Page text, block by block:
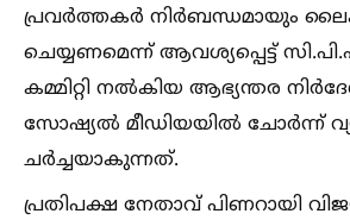
പ്രവര്‍ത്തകര്‍ നിര്‍ബന്ധമായും
ചെയ്യണമെന്ന് ആവശ്യപ്പെട്ട്
കമ്മിറ്റി നല്‍കിയ ആഭ്യന്തര
സോഷ്യല്‍ മീഡിയയില്‍ ചോര്‍ന്ന്
ചര്‍ച്ചയാകുന്നത്.
പ്രതിപക്ഷ നേതാവ് പിണറായി